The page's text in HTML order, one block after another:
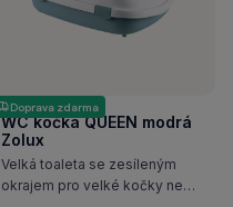
Doprava zdarma
WC kočka QUEEN modrá
Zolux
Velká toaleta se zesíleným
okrajem pro velké kočky nebo